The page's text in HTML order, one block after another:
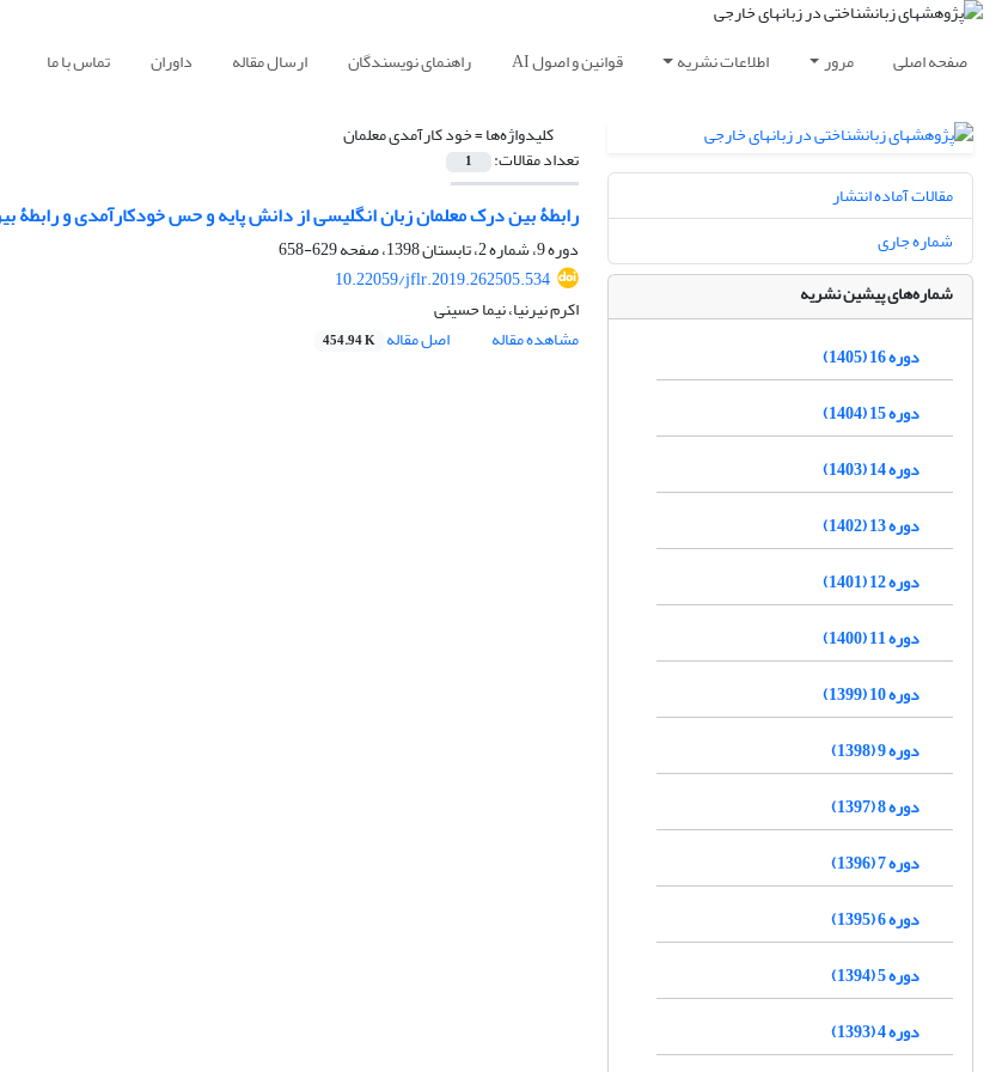
صفحه اصلی مرور اطلاعات نشریه قوانین و اصول AI راهنمای نویسندگان ارسال مقاله داوران تماس با ما
کلیدواژه‌ها =خود کارآمدی معلمان
تعداد مقالات: 1
رابطۀ بین درک معلمان زبان انگلیسی از دانش پایه و حس خودکارآمدی و رابطۀ
دوره 9، شماره 2، تابستان 1398، صفحه
629-658
10.22059/jflr.2019.262505.534
اکرم نیرنیا، نیما حسینی
مشاهده مقاله
اصل مقاله 454.94 K
مقالات آماده انتشار
شماره جاری
شماره‌های پیشین نشریه
دوره 16 (1405)
دوره 15 (1404)
دوره 14 (1403)
دوره 13 (1402)
دوره 12 (1401)
دوره 11 (1400)
دوره 10 (1399)
دوره 9 (1398)
دوره 8 (1397)
دوره 7 (1396)
دوره 6 (1395)
دوره 5 (1394)
دوره 4 (1393)